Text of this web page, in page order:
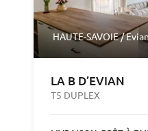
HAUTE-SAVOIE /
LA B D’EVIAN
T5 DUPLEX